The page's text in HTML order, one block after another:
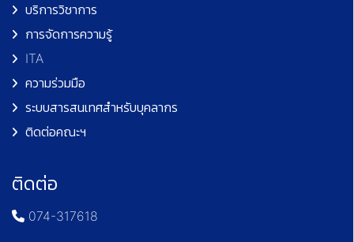
บริการวิชาการ
การจัดการความรู้
ITA
ความร่วมมือ
ระบบสารสนเทศสำหรับบุคลากร
ติดต่อคณะฯ
ติดต่อ
074-317618